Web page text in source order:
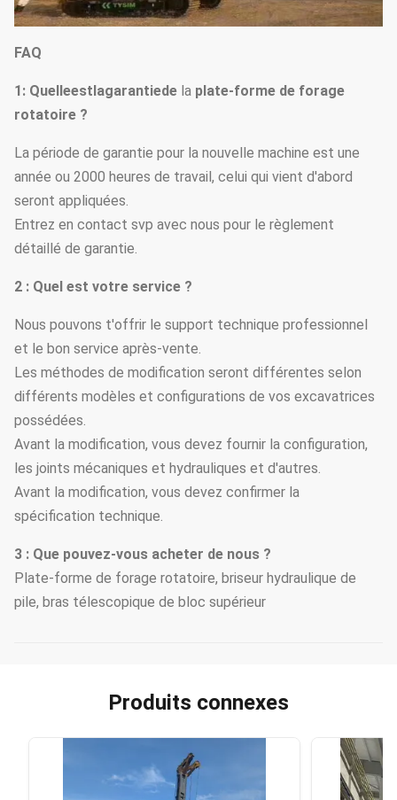
Vitesse de
km/h 2,8
Force maximale
de traction
kN 122
Taille
fonctionnante
millimètre 12705
Largeur
fonctionnante
millimètre 2690
transport
millimètre
Largeur de
transport
millimètre
Longueur de
transport
millimètre 11385
Poids total
FAQ
1: Quelleestlagarantiede la plate-forme de forage
rotatoire ?
La période de garantie pour la nouvelle machine est une
année ou 2000 heures de travail, celui qui vient d'abord
seront appliquées.
Entrez en contact svp avec nous pour le règlement
détaillé de garantie.
2 : Quel est votre service ?
Nous pouvons t'offrir le support technique professionnel
et le bon service après-vente.
Les méthodes de modification seront différentes selon
différents modèles et configurations de vos excavatrices
possédées.
Avant la modification, vous devez fournir la configuration,
les joints mécaniques et hydrauliques et d'autres.
Avant la modification, vous devez confirmer la
spécification technique.
3 : Que pouvez-vous acheter de nous ?
Plate-forme de forage rotatoire, briseur hydraulique de
pile, bras télescopique de bloc supérieur
Produits connexes